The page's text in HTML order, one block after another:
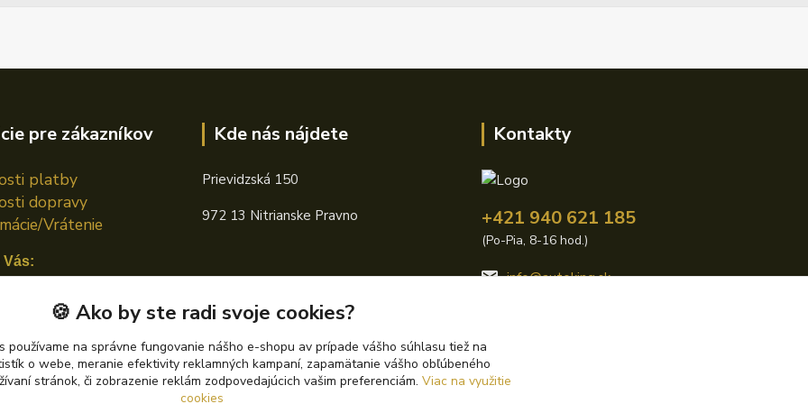
pre zákazníkov
platby
dopravy
Vrátenie
Vás:
Kde nás nájdete
Prievidzská 150
972 13 Nitrianske Pravno
Kontakty
+421 940 621 185
(Po-Pia, 8-16 hod.)
info@autoking.sk
🍪 Ako by ste radi svoje cookies?
používame na správne fungovanie nášho e-shopu av prípade vášho súhlasu tiež na
o webe, meranie efektivity reklamných kampaní, zapamätanie vášho obľúbeného
stránok, či zobrazenie reklám zodpovedajúcich vašim preferenciám. Viac na využitie
cookies